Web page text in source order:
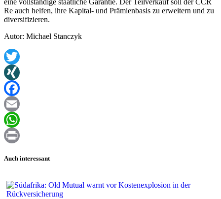
eine vollständige staatliche Garantie. Der Teilverkauf soll der CCR
Re auch helfen, ihre Kapital- und Prämienbasis zu erweitern und zu
diversifizieren.
Autor: Michael Stanczyk
Twitter
XING
Facebook
Email
WhatsApp
Auch interessant